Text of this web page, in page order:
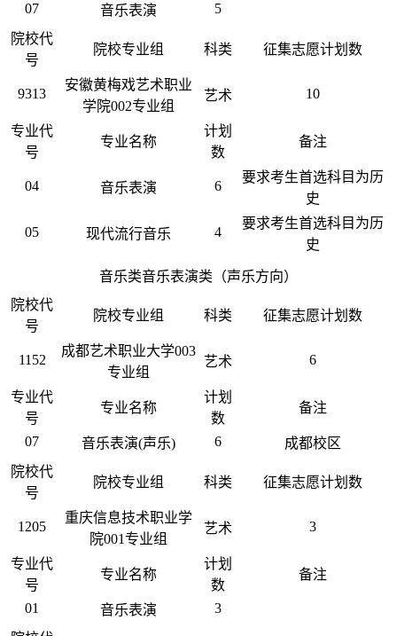
07 音乐表演
5
院校代
号
院校专业组 科类 征集志愿计划数
9313
安徽黄梅戏艺术职业
学院002专业组
艺术 10
专业代
号
专业名称
计划
数
备注
04 音乐表演 6
要求考生首选科目为历
史
05 现代流行音乐 4
要求考生首选科目为历
史
音乐类音乐表演类（声乐方向）
院校代
号
院校专业组 科类 征集志愿计划数
1152
成都艺术职业大学003
专业组
艺术 6
专业代
号
专业名称
计划
数
备注
07 音乐表演(声乐) 6
成都校区
院校代
号
院校专业组 科类 征集志愿计划数
1205
重庆信息技术职业学
院001专业组
艺术 3
专业代
号
专业名称
计划
数
备注
01 音乐表演
3